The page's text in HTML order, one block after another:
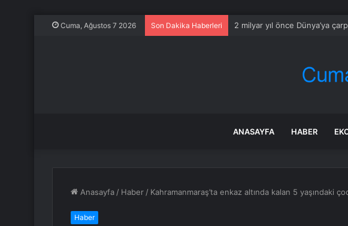
Cuma, Ağustos 7 2026 Son Dakika Haberleri 2 milyar yıl önce Dünya’ya
ANASAYFA HABER
Anasayfa / Haber / Kahramanmaraş’ta enkaz altında kalan 5 yaşındaki
Haber